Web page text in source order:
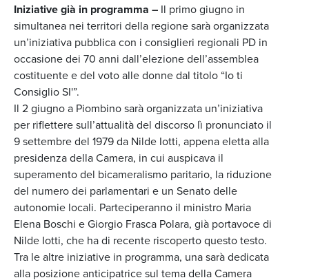
Iniziative già in programma – Il primo giugno in
simultanea nei territori della regione sarà organizzata
un’iniziativa pubblica con i consiglieri regionali PD in
occasione dei 70 anni dall’elezione dell’assemblea
costituente e del voto alle donne dal titolo “Io ti
Consiglio SI'”.
Il 2 giugno a Piombino sarà organizzata un’iniziativa
per riflettere sull’attualità del discorso lì pronunciato il
9 settembre del 1979 da Nilde Iotti, appena eletta alla
presidenza della Camera, in cui auspicava il
superamento del bicameralismo paritario, la riduzione
del numero dei parlamentari e un Senato delle
autonomie locali. Parteciperanno il ministro Maria
Elena Boschi e Giorgio Frasca Polara, già portavoce di
Nilde Iotti, che ha di recente riscoperto questo testo.
Tra le altre iniziative in programma, una sarà dedicata
alla posizione anticipatrice sul tema della Camera